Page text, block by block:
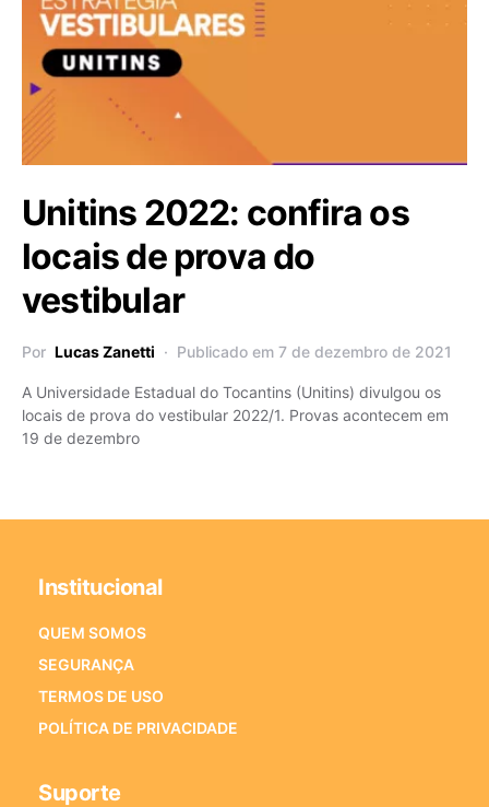
Unitins 2022: confira os
locais de prova do
vestibular
Por Lucas Zanetti Publicado em 7 de dezembro de 2021
A Universidade Estadual do Tocantins (Unitins) divulgou os
locais de prova do vestibular 2022/1. Provas acontecem em
19 de dezembro
Institucional
QUEM SOMOS
SEGURANÇA
TERMOS DE USO
POLÍTICA DE PRIVACIDADE
Suporte